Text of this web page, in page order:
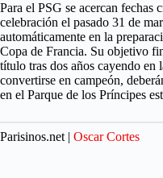
Para el PSG se acercan fechas
celebración el pasado 31 de
automáticamente en la
Copa de Francia. Su objetivo
título tras dos años cayendo en
convertirse en campeón,
en el Parque de los Príncipes
Parisinos.net | Oscar Cortes